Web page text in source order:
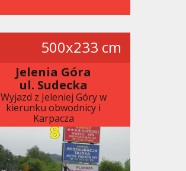
500x233 cm
Jelenia Góra
ul. Sudecka
Wyjazd z Jeleniej Góry w
kierunku obwodnicy i
Karpacza